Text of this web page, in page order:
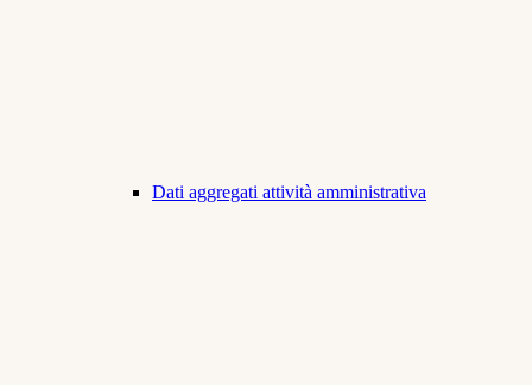
Dati aggregati attività amministrativa